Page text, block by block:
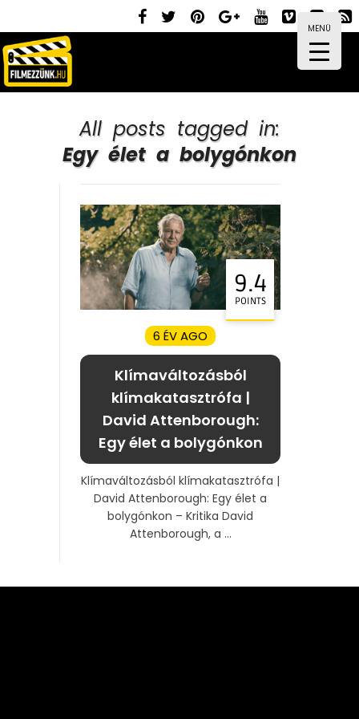
MENÜ
All posts tagged in:
Egy élet a bolygónkon
9.4
POINTS
6 ÉV AGO
Klímaváltozásból
klímakatasztrófa |
David Attenborough:
Egy élet a bolygónkon
Klímaváltozásból klímakatasztrófa |
David Attenborough: Egy élet a
bolygónkon – Kritika David
Attenborough, a ...